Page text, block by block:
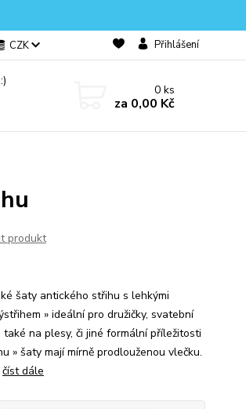
CZK Přihlášení
0ks
za 0,00 Kč
produkt
šaty antického střihu s lehkými
» ideální pro družičky, svatební
na plesy, či jiné formální příležitosti
» šaty mají mírně prodlouženou vlečku.
číst dále